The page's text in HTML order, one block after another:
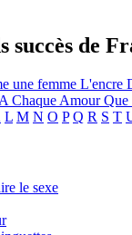
succès de
une femme L'encre
A Chaque Amour Que
L M N O P Q R S T
le sexe